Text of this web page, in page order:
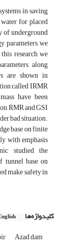
in saving
for placed
of underground
parameters, we
research we
along
are shown in
called IRMR
have been
RMR and GSI
bad situation.
base on finite
with emphasis
studied the
tunnel base on
make safety in
کلیدواژه‌ها
Azad dam